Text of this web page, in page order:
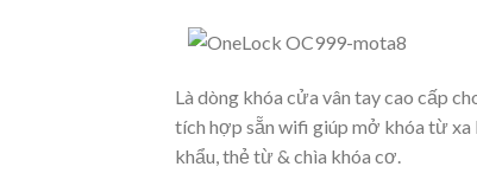
Là dòng khóa cửa vân tay cao cấp
tích hợp sẵn wifi giúp mở khóa từ xa
khẩu, thẻ từ & chìa khóa cơ.